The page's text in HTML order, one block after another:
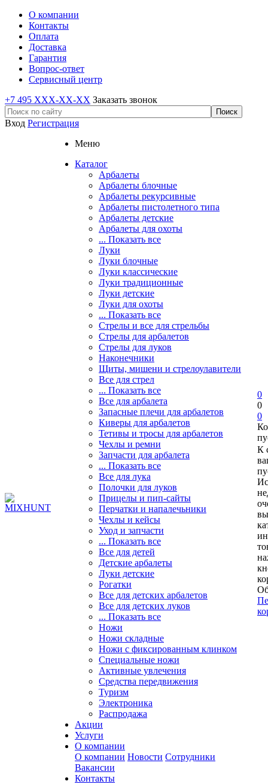
О компании
Контакты
Оплата
Доставка
Гарантия
Вопрос-ответ
Сервисный центр
+7 495 XXX-XX-XX Заказать звонок
Вход Регистрация
Меню
Каталог
Арбалеты
Арбалеты блочные
Арбалеты рекурсивные
Арбалеты пистолетного типа
Арбалеты детские
Арбалеты для охоты
... Показать все
Луки
Луки блочные
Луки классические
Луки традиционные
Луки детские
Луки для охоты
... Показать все
Стрелы и все для стрельбы
Стрелы для арбалетов
Стрелы для луков
Наконечники
Щиты, мишени и стрелоулавители
Все для стрел
... Показать все
Все для арбалета
Запасные плечи для арбалетов
Киверы для арбалетов
Тетивы и тросы для арбалетов
Чехлы и ремни
Запчасти для арбалета
... Показать все
Все для лука
Полочки для луков
Прицелы и пип-сайты
Перчатки и напалечьники
Чехлы и кейсы
Уход и запчасти
... Показать все
Все для детей
Детские арбалеты
Луки детские
Рогатки
Все для детских арбалетов
Все для детских луков
... Показать все
Ножи
Ножи складные
Ножи с фиксированным клинком
Специальные ножи
Активные увлечения
Средства передвижения
Туризм
Электроника
Распродажа
Акции
Услуги
О компании
О компании Новости Сотрудники
Вакансии
Контакты
0
0
0
К